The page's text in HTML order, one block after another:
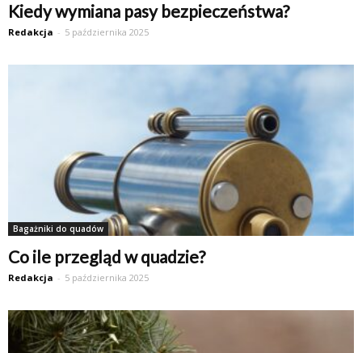
Kiedy wymiana pasy bezpieczeństwa?
Redakcja - 5 października 2025
Bagażniki do quadów
Co ile przegląd w quadzie?
Redakcja - 5 października 2025